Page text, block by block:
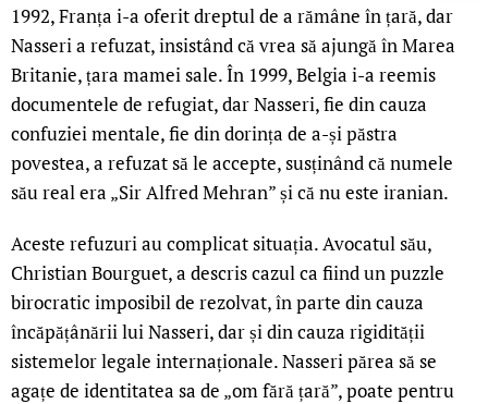
1992, Franța i-a oferit dreptul de a rămâne în țară, dar
Nasseri a refuzat, insistând că vrea să ajungă în Marea
Britanie, țara mamei sale. În 1999, Belgia i-a reemis
documentele de refugiat, dar Nasseri, fie din cauza
confuziei mentale, fie din dorința de a-și păstra
povestea, a refuzat să le accepte, susținând că numele
său real era „Sir Alfred Mehran” și că nu este iranian.
Aceste refuzuri au complicat situația. Avocatul său,
Christian Bourguet, a descris cazul ca fiind un puzzle
birocratic imposibil de rezolvat, în parte din cauza
încăpățânării lui Nasseri, dar și din cauza rigidității
sistemelor legale internaționale. Nasseri părea să se
agațe de identitatea sa de „om fără țară”, poate pentru